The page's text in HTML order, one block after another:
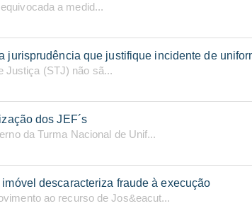
a medid...
jurisprudência que justifique incidente de
Justiça (STJ) não sã...
dos JEF´s
da Turma Nacional de Unif...
descaracteriza fraude à execução
ao recurso de Jos&eacut...